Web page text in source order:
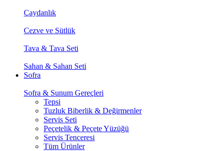
Çaydanlık
Cezve ve Sütlük
Tava & Tava Seti
Sahan & Sahan Seti
Sofra
Sofra & Sunum Gereçleri
Tepsi
Tuzluk Biberlik & Değirmenler
Servis Seti
Peçetelik & Peçete Yüzüğü
Servis Tenceresi
Tüm Ürünler